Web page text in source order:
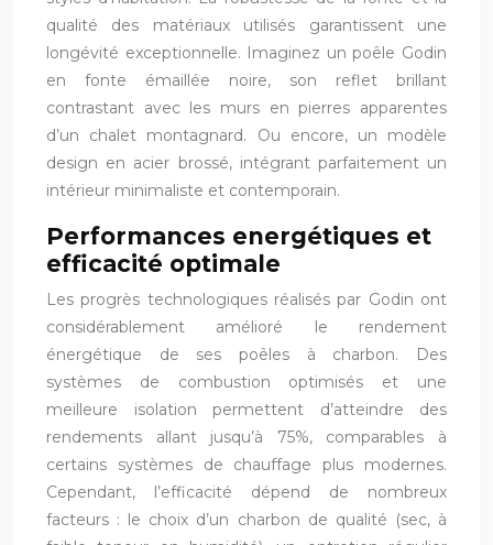
qualité des matériaux utilisés garantissent une
longévité exceptionnelle. Imaginez un poêle Godin
en fonte émaillée noire, son reflet brillant
contrastant avec les murs en pierres apparentes
d’un chalet montagnard. Ou encore, un modèle
design en acier brossé, intégrant parfaitement un
intérieur minimaliste et contemporain.
Performances energétiques et
efficacité optimale
Les progrès technologiques réalisés par Godin ont
considérablement amélioré le rendement
énergétique de ses poêles à charbon. Des
systèmes de combustion optimisés et une
meilleure isolation permettent d’atteindre des
rendements allant jusqu’à 75%, comparables à
certains systèmes de chauffage plus modernes.
Cependant, l’efficacité dépend de nombreux
facteurs : le choix d’un charbon de qualité (sec, à